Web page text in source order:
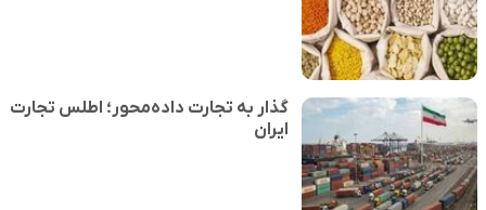
گذار به تجارت داده‌محور؛ اطلس تجارت
ایران